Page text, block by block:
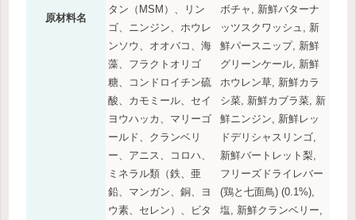
原材料名
タン（MSM）、リン
ゴ、ニンジン、ホウレ
ンソウ、オオバコ、海
藻、フラクトオリゴ
糖、コンドロイチン硫
酸、カモミール、セイ
ヨウハッカ、マリーゴ
ールド、クランベリ
ー、アニス、コロハ、
ミネラル類（鉄、亜
鉛、マンガン、銅、ヨ
ウ素、セレン）、ビタ
ボチャ, 新鮮バターナ
ッツスクワッシュ, 新
鮮パースニップ, 新鮮
グリーンケール, 新鮮
ホウレン草, 新鮮カラ
シ菜, 新鮮カブラ菜, 新
鮮ニンジン, 新鮮レッ
ドデリシャスリンゴ,
新鮮バートレット梨,
フリーズドライレバー
(鶏と七面鳥) (0.1%),
塩, 新鮮クランベリー,